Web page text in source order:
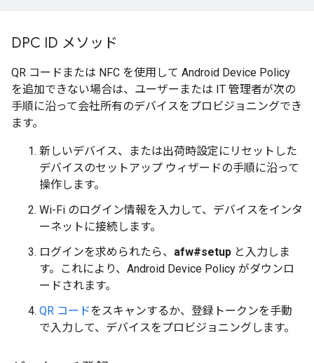
DPC ID メソッド
QR コードまたは NFC を使用して Android Device Policy
を追加できない場合は、ユーザーまたは IT 管理者が次の
手順に沿って会社所有のデバイスをプロビジョニングでき
ます。
新しいデバイス、または出荷時設定にリセットした
デバイスのセットアップ ウィザードの手順に沿って
操作します。
Wi-Fi のログイン情報を入力して、デバイスをインタ
ーネットに接続します。
ログインを求められたら、 afw#setup と入力しま
す。これにより、Android Device Policy がダウンロ
ードされます。
QR コードをスキャンするか、登録トークンを手動
で入力して、デバイスをプロビジョニングします。